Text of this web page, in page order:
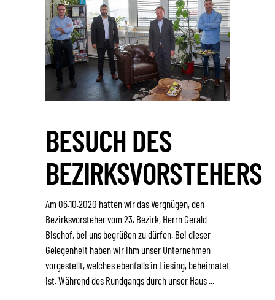
BESUCH DES
BEZIRKSVORSTEHERS
Am 06.10.2020 hatten wir das Vergnügen, den
Bezirksvorsteher vom 23. Bezirk, Herrn Gerald
Bischof, bei uns begrüßen zu dürfen. Bei dieser
Gelegenheit haben wir ihm unser Unternehmen
vorgestellt, welches ebenfalls in Liesing, beheimatet
ist. Während des Rundgangs durch unser Haus